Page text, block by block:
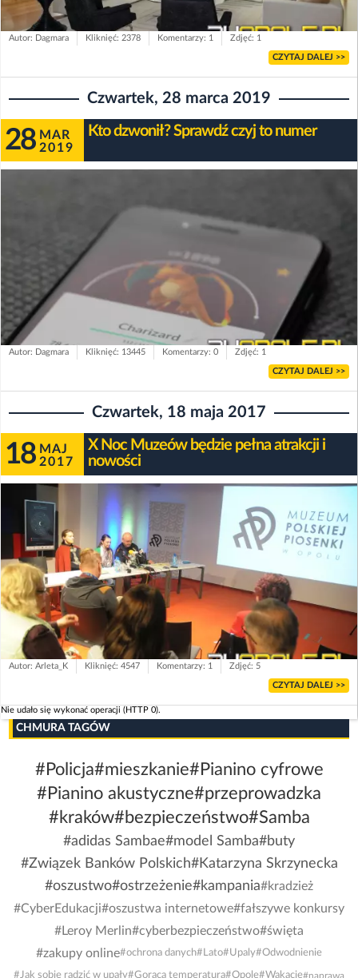
Autor: Dagmara Kliknięć: 2378 Komentarzy: 1 Zdjęć: 1
CZYTAJ DALEJ >>
Czwartek, 28 marca 2019
28 MAR
2019
Kto dzwonił? Sprawdź czyj to numer
Autor: Dagmara Kliknięć: 13445 Komentarzy: 0 Zdjęć: 1
CZYTAJ DALEJ >>
Czwartek, 18 maja 2017
18 MAJ
2017
X Noc Muzeów będzie pełna atrakcji i
nowości
Autor: Arleta_K Kliknięć: 4547 Komentarzy: 1 Zdjęć: 5
CZYTAJ DALEJ >>
Nie udało się wykonać operacji (HTTP 0).
CHMURA TAGÓW
#Policja#mieszkanie#Pianino cyfrowe
#Pianino akustyczne#przeprowadzka
#kraków#bezpieczeństwo#Samba
#adidas Sambae#model Samba#buty
#Związek Banków Polskich#Katarzyna Skrzynecka
#oszustwo#ostrzeżenie#kampania#kradzież
#CyberEdukacji#oszustwa internetowe#fałszywe konkursy
#Leroy Merlin#cyberbezpieczeństwo#święta
#zakupy online#ochrona danych#Lato#Upaly#Odwodnienie
#Jak sobie radzić w upały#Gorąca temperatura#Opole#Wakacje#naprawa